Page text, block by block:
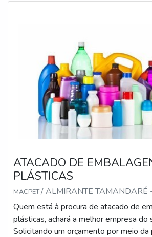
ATACADO DE
PLÁSTICAS
MACPET/ ALMIRANTE TAMANDARÉ
Quem está à procura de atacado de
plásticas, achará a melhor empresa do
Solicitando um orçamento por meio